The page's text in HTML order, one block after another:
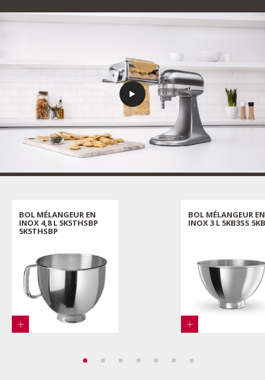
BOL MÉLANGEUR EN
INOX 4,8 L 5K5THSBP
5K5THSBP
BOL MÉLANGEUR EN
INOX 3 L 5KB3SS